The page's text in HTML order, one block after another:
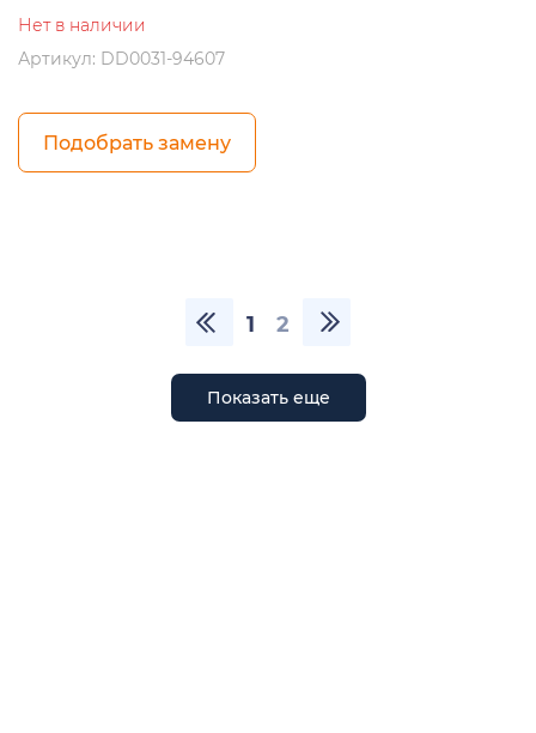
Нет в наличии
Артикул: DD0031-94607
Подобрать замену
1 2
Показать еще